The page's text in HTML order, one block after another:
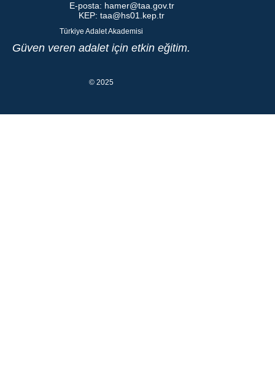
E-posta: hamer@taa.gov.tr
KEP: taa@hs01.kep.tr
Türkiye Adalet Akademisi
Güven veren adalet için etkin eğitim.
© 2025